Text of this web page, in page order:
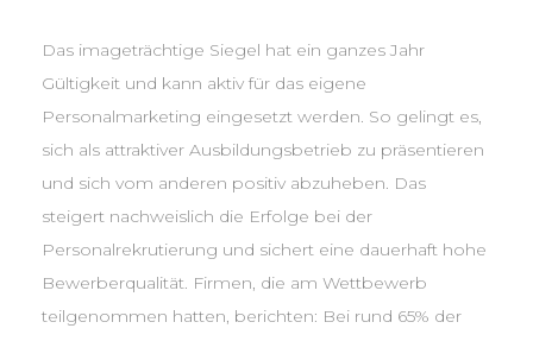
Das imageträchtige Siegel hat ein ganzes Jahr
Gültigkeit und kann aktiv für das eigene
Personalmarketing eingesetzt werden. So gelingt es,
sich als attraktiver Ausbildungsbetrieb zu präsentieren
und sich vom anderen positiv abzuheben. Das
steigert nachweislich die Erfolge bei der
Personalrekrutierung und sichert eine dauerhaft hohe
Bewerberqualität. Firmen, die am Wettbewerb
teilgenommen hatten, berichten: Bei rund 65% der